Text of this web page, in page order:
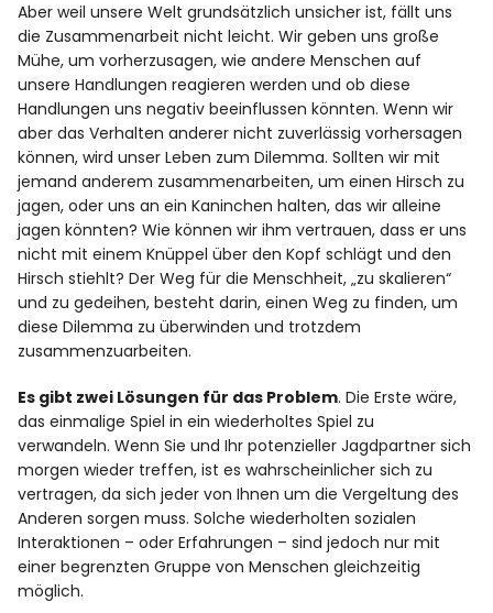
Aber weil unsere Welt grundsätzlich unsicher ist, fällt uns
die Zusammenarbeit nicht leicht. Wir geben uns große
Mühe, um vorherzusagen, wie andere Menschen auf
unsere Handlungen reagieren werden und ob diese
Handlungen uns negativ beeinflussen könnten. Wenn wir
aber das Verhalten anderer nicht zuverlässig vorhersagen
können, wird unser Leben zum Dilemma. Sollten wir mit
jemand anderem zusammenarbeiten, um einen Hirsch zu
jagen, oder uns an ein Kaninchen halten, das wir alleine
jagen könnten? Wie können wir ihm vertrauen, dass er uns
nicht mit einem Knüppel über den Kopf schlägt und den
Hirsch stiehlt? Der Weg für die Menschheit, „zu skalieren“
und zu gedeihen, besteht darin, einen Weg zu finden, um
diese Dilemma zu überwinden und trotzdem
zusammenzuarbeiten.
Es gibt zwei Lösungen für das Problem. Die Erste wäre,
das einmalige Spiel in ein wiederholtes Spiel zu
verwandeln. Wenn Sie und Ihr potenzieller Jagdpartner sich
morgen wieder treffen, ist es wahrscheinlicher sich zu
vertragen, da sich jeder von Ihnen um die Vergeltung des
Anderen sorgen muss. Solche wiederholten sozialen
Interaktionen – oder Erfahrungen – sind jedoch nur mit
einer begrenzten Gruppe von Menschen gleichzeitig
möglich.